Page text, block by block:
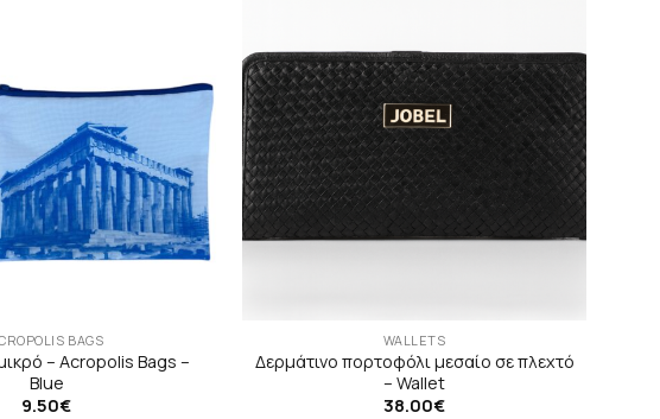
BAGS
– Acropolis Bags –
Blue
9.50€
WALLETS
Δερμάτινο πορτοφόλι μεσαίο σε πλεχτό
– Wallet
38.00€